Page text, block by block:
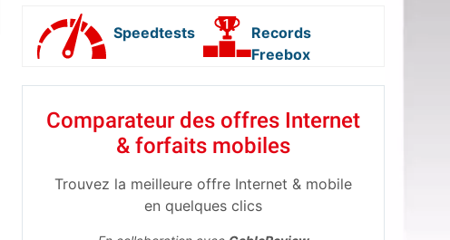
Speedtests
Records
Freebox
Comparateur des offres Internet
& forfaits mobiles
Trouvez la meilleure offre Internet & mobile
en quelques clics